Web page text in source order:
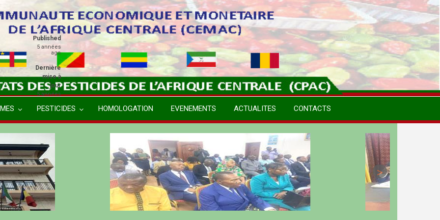
PESTICIDES HOMOLOGATION EVENEMENTS ACTUALITES CONTACTS
Published
5 années
ago
Dernière
mise à
jour
5 années